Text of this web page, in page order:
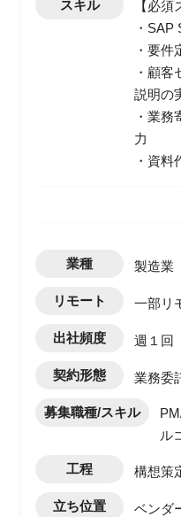
スキル
【必須
・SAP
・要
・顧客
説明の
・業
力
・資料
業種 製造業
リモート 一部リ
出社頻度 週１回
契約形態 業務委
募集職種/スキル
ル
工程 構想策
立ち位置 ベンダ